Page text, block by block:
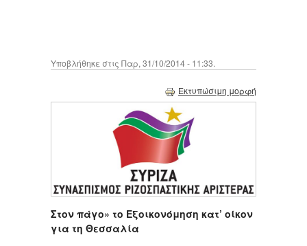
Υποβλήθηκε στις Παρ, 31/10/2014 - 11:33.
Εκτυπώσιμη μορφή
Στον πάγο» το Εξοικονόμηση κατ’ οίκον
για τη Θεσσαλία